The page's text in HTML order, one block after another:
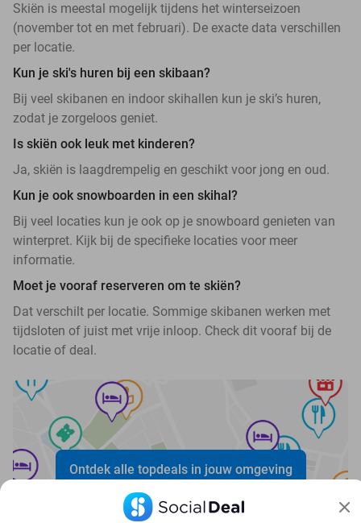
Skiën is meestal mogelijk tijdens het winterseizoen
(november tot en met februari). De exacte data verschillen
per locatie.
Kun je ski's huren bij een skibaan?
Bij veel skibanen en indoor skihallen kun je ski’s huren,
zodat je zorgeloos geniet.
Is skiën ook leuk met kinderen?
Ja, skiën is laagdrempelig en geschikt voor jong en oud.
Kun je ook snowboarden in een skihal?
Bij veel locaties kun je ook op je snowboard genieten van
winterpret. Kijk bij de specifieke locaties voor meer
informatie.
Moet je vooraf reserveren om te skiën?
Dat verschilt per locatie. Sommige skibanen werken met
tijdsloten of juist met vrije inloop. Check dit vooraf bij de
locatie of deal.
Ontdek alle topdeals in jouw omgeving